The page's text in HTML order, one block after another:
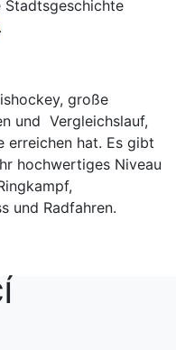
Stadtsgeschichte
.
große
und Vergleichslauf,
erreichen hat. Es gibt
hochwertiges Niveau
und Radfahren.